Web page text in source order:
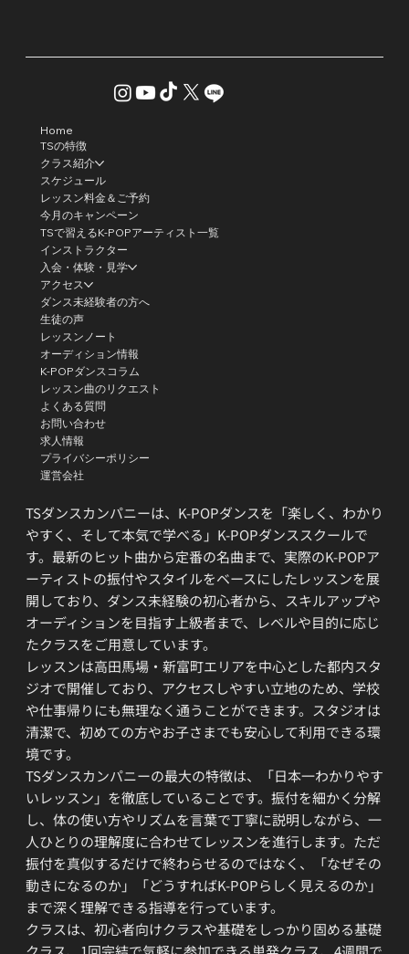
TSダンスカンパニーは、K-POPダンスを「楽しく、わかり
やすく、そして本気で学べる」K-POPダンススクールで
す。最新のヒット曲から定番の名曲まで、実際のK-POPア
ーティストの振付やスタイルをベースにしたレッスンを展
開しており、ダンス未経験の初心者から、スキルアップや
オーディションを目指す上級者まで、レベルや目的に応じ
たクラスをご用意しています。
レッスンは高田馬場・新富町エリアを中心とした都内スタ
ジオで開催しており、アクセスしやすい立地のため、学校
や仕事帰りにも無理なく通うことができます。スタジオは
清潔で、初めての方やお子さまでも安心して利用できる環
境です。
TSダンスカンパニーの最大の特徴は、「日本一わかりやす
いレッスン」を徹底していることです。振付を細かく分解
し、体の使い方やリズムを言葉で丁寧に説明しながら、一
人ひとりの理解度に合わせてレッスンを進行します。ただ
振付を真似するだけで終わらせるのではなく、「なぜその
動きになるのか」「どうすればK-POPらしく見えるのか」
まで深く理解できる指導を行っています。
クラスは、初心者向けクラスや基礎をしっかり固める基礎
Home
TSの特徴
クラス紹介
スケジュール
レッスン料金＆ご予約
今月のキャンペーン
TSで習えるK-POPアーティスト一覧
インストラクター
入会・体験・見学
アクセス
ダンス未経験者の方へ
生徒の声
レッスンノート
オーディション情報
K-POPダンスコラム
レッスン曲のリクエスト
よくある質問
お問い合わせ
求人情報
プライバシーポリシー
運営会社